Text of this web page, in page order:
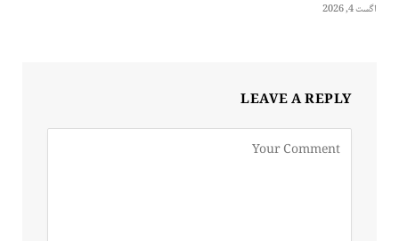
اگست 4, 2026
LEAVE A REPLY